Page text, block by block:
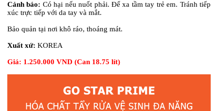
Cảnh báo: Có hại nếu nuốt phải. Để xa tầm tay trẻ em. Tránh tiếp
xúc trực tiếp với da tay và mắt.
Bảo quản tại nơi khô ráo, thoáng mát.
Xuất xứ: KOREA
Giá: 1.250.000 VND (Can 18.75 lít)